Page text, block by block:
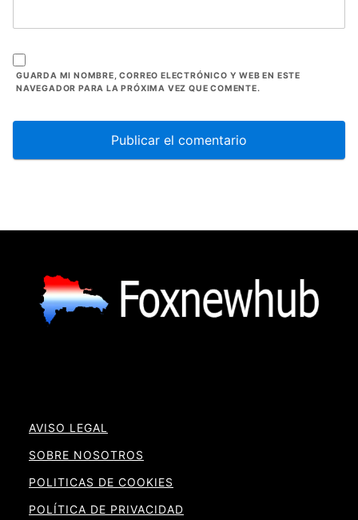
GUARDA MI NOMBRE, CORREO ELECTRÓNICO Y WEB EN ESTE
NAVEGADOR PARA LA PRÓXIMA VEZ QUE COMENTE.
AVISO LEGAL
SOBRE NOSOTROS
POLITICAS DE COOKIES
POLÍTICA DE PRIVACIDAD